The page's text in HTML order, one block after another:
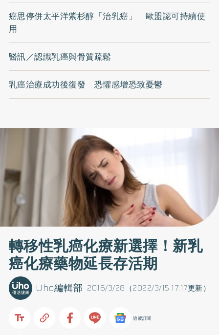
癌思停併太平洋紫杉醇「治乳癌」 歐盟認可持續使
用
醫訊／認識乳癌與骨質疏鬆
乳癌治療成功後復發 恐懼感增恐致憂鬱
轉移性乳癌化療新選擇！新乳
癌化療藥物延長存活期
2016/3/28（2022/3/15 17:17更新）
Uho編輯部
追蹤訂閱